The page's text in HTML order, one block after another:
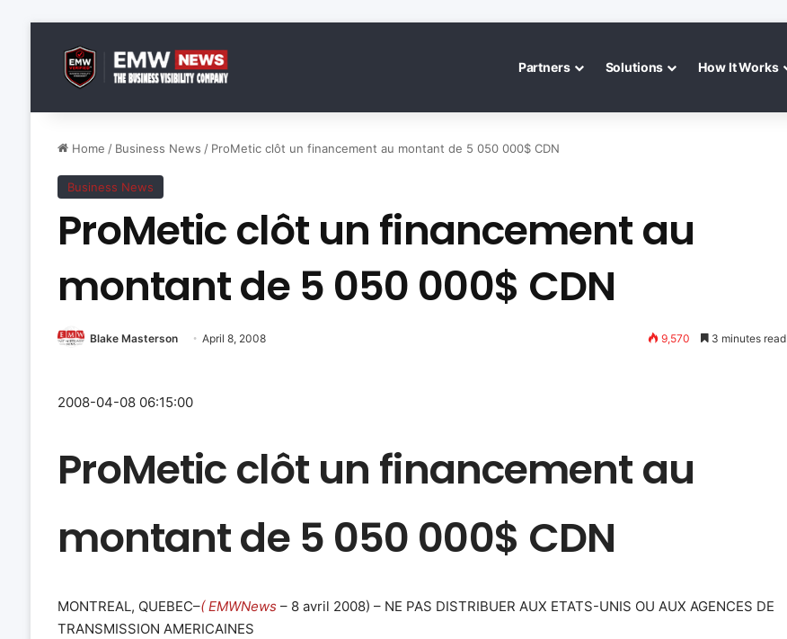
Partners Solutions How It Works
Home / Business News / ProMetic clôt un financement au montant de 5 050 000$ CDN
Business News
ProMetic clôt un financement au
montant de 5 050 000$ CDN
Blake Masterson April 8, 2008 9,570 3 minutes read
2008-04-08 06:15:00
ProMetic clôt un financement au
montant de 5 050 000$ CDN
MONTREAL, QUEBEC–( EMWNews – 8 avril 2008) – NE PAS DISTRIBUER AUX ETATS-UNIS OU AUX AGENCES DE
TRANSMISSION AMERICAINES